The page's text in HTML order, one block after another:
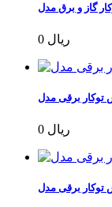
0 ریال
0 ریال